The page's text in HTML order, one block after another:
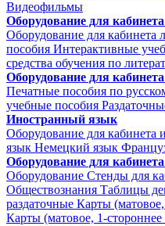
Видеофильмы
Оборудование для
Оборудование для кабинета
пособия Интерактивные
средства обучения по
Оборудование для
Печатные пособия по
учебные пособия
Иностранный язык
Оборудование для кабинета
язык Немецкий язык
Оборудование для
Оборудование Стенды для
Обществознания Таблицы
раздаточные Карты
Карты (матовое, 1-